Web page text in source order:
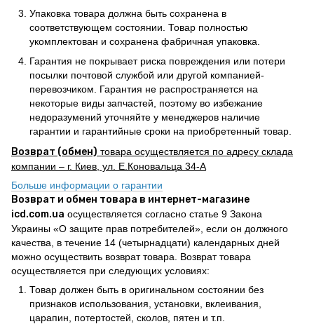
Упаковка товара должна быть сохранена в
соответствующем состоянии. Товар полностью
укомплектован и сохранена фабричная упаковка.
Гарантия не покрывает риска повреждения или потери
посылки почтовой службой или другой компанией-
перевозчиком. Гарантия не распространяется на
некоторые виды запчастей, поэтому во избежание
недоразумений уточняйте у менеджеров наличие
гарантии и гарантийные сроки на приобретенный товар.
Возврат (обмен) товара осуществляется по адресу склада
компании – г. Киев, ул. Е.Коновальца 34-А
Больше информации о гарантии
Возврат и обмен товара в интернет-магазине
icd.com.ua осуществляется согласно статье 9 Закона
Украины «О защите прав потребителей», если он должного
качества, в течение 14 (четырнадцати) календарных дней
можно осуществить возврат товара. Возврат товара
осуществляется при следующих условиях:
Товар должен быть в оригинальном состоянии без
признаков использования, установки, вклеивания,
царапин, потертостей, сколов, пятен и т.п.